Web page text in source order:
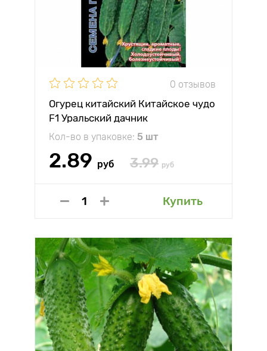
0 отзывов
Огурец китайский Китайское чудо
F1 Уральский дачник
Кол-во в упаковке: 5 шт
2.89 руб 3.99 руб
Купить